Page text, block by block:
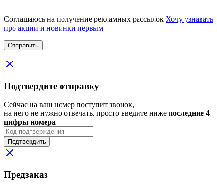
Соглашаюсь на получение рекламных рассылок Хочу узнавать
про акции и новинки первым
Подтвердите отправку
Сейчас на ваш номер поступит звонок,
на него не нужно отвечать, просто введите ниже последние 4
цифры номера
Подтвердить
Предзаказ